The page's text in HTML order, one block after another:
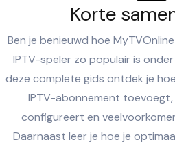
Korte
Ben je benieuwd hoe
IPTV-speler zo populair is
deze complete gids ontdek je
IPTV-abonnement
configureert en
Daarnaast leer je hoe je